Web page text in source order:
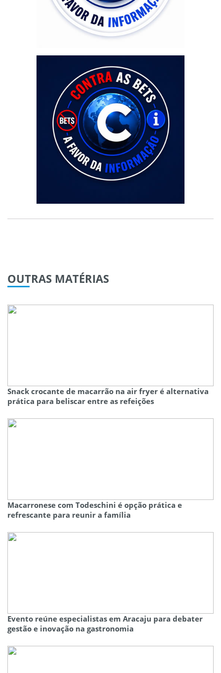
OUTRAS MATÉRIAS
Snack crocante de macarrão na air fryer é alternativa
prática para beliscar entre as refeições
Macarronese com Todeschini é opção prática e
refrescante para reunir a família
Evento reúne especialistas em Aracaju para debater
gestão e inovação na gastronomia